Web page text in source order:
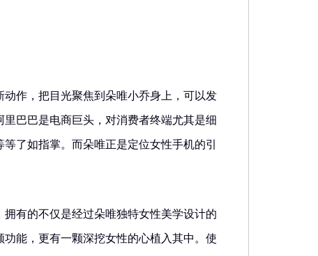
作，把目光聚焦到朵唯小乔身上，可以发
巴巴是电商巨头，对消费者终端尤其是细
了如指掌。而朵唯正是定位女性手机的引
有的不仅是经过朵唯独特女性美学设计的
能，更有一颗深挖女性的心植入其中。使